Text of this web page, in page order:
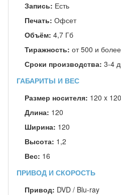
Запись: Есть
Печать: Офсет
Объём: 4,7 Гб
Тиражность: от 500 и более
Сроки производства: 3-4
ГАБАРИТЫ И ВЕС
Размер носителя: 120 x
Длина: 120
Ширина: 120
Высота: 1,2
Вес: 16
ПРИВОД И СКОРОСТЬ
Привод: DVD / Blu-ray